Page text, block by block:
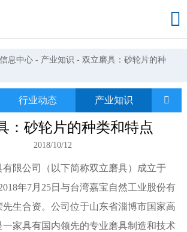

信息中心 - 产业知识 -双立磨具：砂轮片的种
行业动态 产业知识 
：砂轮片的种类和特点
2018/10/12
有限公司（以下简称双立磨具）成立于
年7月25日与台湾嘉宝自然工业股份有
先生合资。公司位于山东省淄博市国家高
一家具有国内领先的专业磨具制造和技术